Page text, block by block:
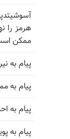
هرمز را
ممکن
پیام به
پیام به
پیام به
پیام به پویان